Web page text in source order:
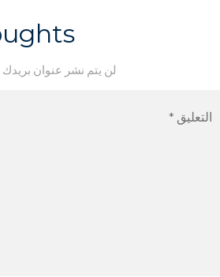
لن يتم نشر عنوان بريدك